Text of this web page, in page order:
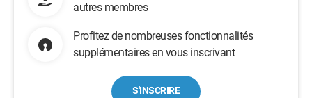
autres membres
Profitez de nombreuses fonctionnalités
supplémentaires en vous inscrivant
S'INSCRIRE